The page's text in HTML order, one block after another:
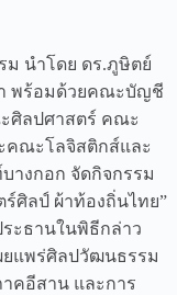
นำโดย ดร.ภูษิตย์
พร้อมด้วยคณะบัญชี
ศิลปศาสตร์ คณะ
คณะโลจิสติกส์และ
างกอก จัดกิจกรรม
ศิลป์ ผ้าท้องถิ่นไทย”
ระธานในพิธีกล่าว
ยแพร่ศิลปวัฒนธรรม
คอีสาน และการ